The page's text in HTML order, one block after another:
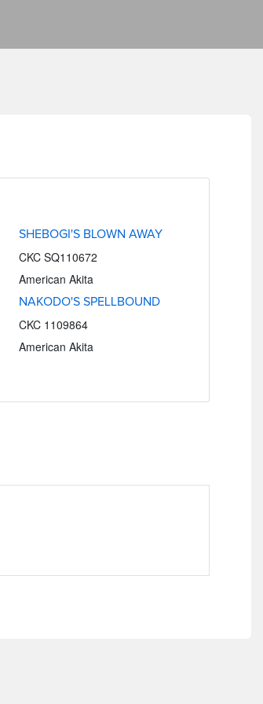
SHEBOGI'S BLOWN AWAY
CKC SQ110672
American Akita
NAKODO'S SPELLBOUND
CKC 1109864
American Akita